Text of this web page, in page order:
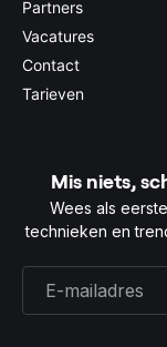
Partners
Vacatures
Contact
Tarieven
Mis niets,
Wees als
technieken en